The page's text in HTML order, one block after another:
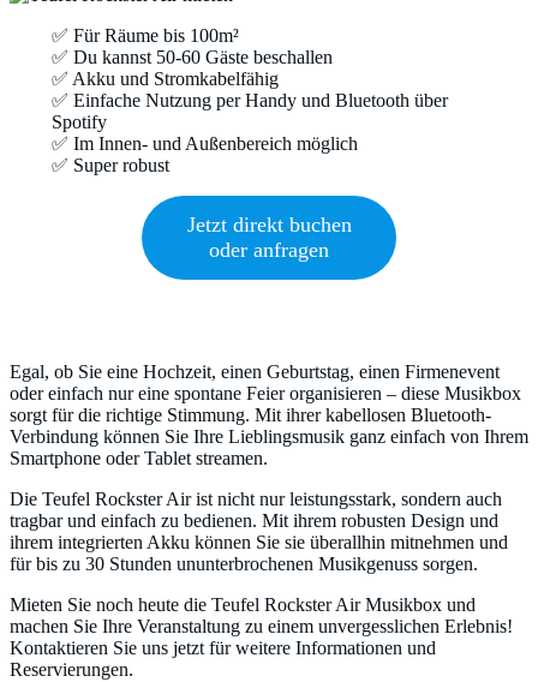
✅ Für Räume bis 100m²
✅ Du kannst 50-60 Gäste beschallen
✅ Akku und Stromkabelfähig
✅ Einfache Nutzung per Handy und Bluetooth über
Spotify
✅ Im Innen- und Außenbereich möglich
✅ Super robust
Jetzt direkt buchen
oder anfragen
Egal, ob Sie eine Hochzeit, einen Geburtstag, einen Firmenevent
oder einfach nur eine spontane Feier organisieren – diese Musikbox
sorgt für die richtige Stimmung. Mit ihrer kabellosen Bluetooth-
Verbindung können Sie Ihre Lieblingsmusik ganz einfach von Ihrem
Smartphone oder Tablet streamen.
Die Teufel Rockster Air ist nicht nur leistungsstark, sondern auch
tragbar und einfach zu bedienen. Mit ihrem robusten Design und
ihrem integrierten Akku können Sie sie überallhin mitnehmen und
für bis zu 30 Stunden ununterbrochenen Musikgenuss sorgen.
Mieten Sie noch heute die Teufel Rockster Air Musikbox und
machen Sie Ihre Veranstaltung zu einem unvergesslichen Erlebnis!
Kontaktieren Sie uns jetzt für weitere Informationen und
Reservierungen.